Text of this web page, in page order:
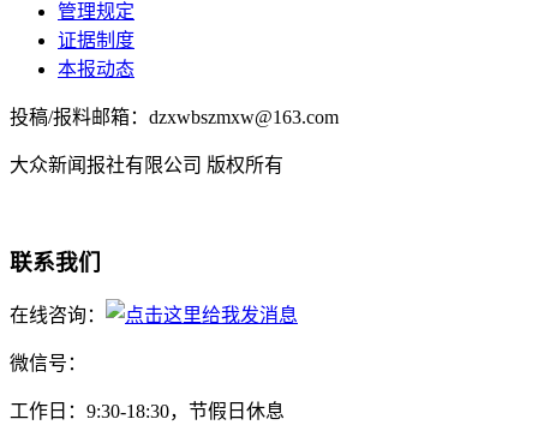
管理规定
证据制度
本报动态
投稿/报料邮箱：dzxwbszmxw@163.com
大众新闻报社有限公司 版权所有
联系我们
在线咨询：
微信号：
工作日：9:30-18:30，节假日休息